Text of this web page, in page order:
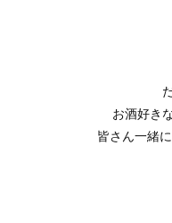
お酒好き
皆さん一緒